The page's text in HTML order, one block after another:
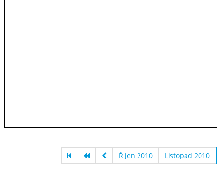
Říjen 2010 Listopad 2010